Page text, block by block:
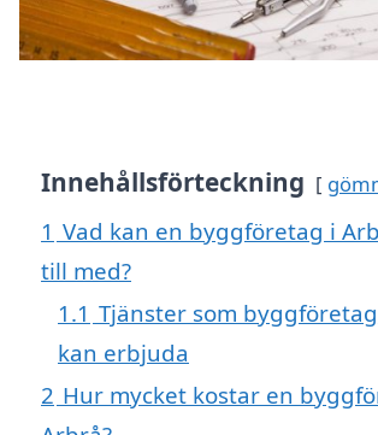
Innehållsförteckning
1 Vad kan en byggföretag i
till med?
1.1 Tjänster som
kan erbjuda
2 Hur mycket kostar en